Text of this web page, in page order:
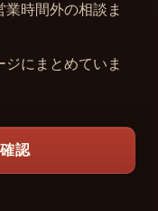
時間外の相談ま
にまとめていま
認